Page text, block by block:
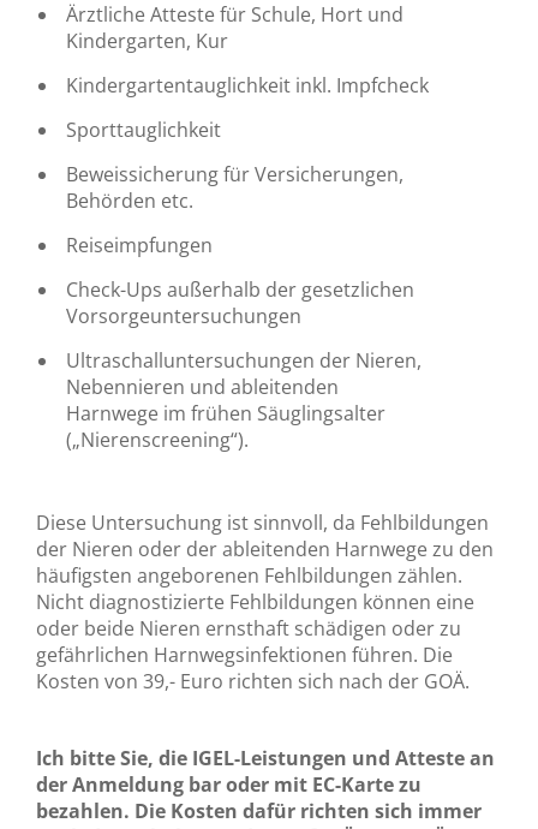
Ärztliche Atteste für Schule, Hort und
Kindergarten, Kur
Kindergartentauglichkeit inkl. Impfcheck
Sporttauglichkeit
Beweissicherung für Versicherungen,
Behörden etc.
Reiseimpfungen
Check-Ups außerhalb der gesetzlichen
Vorsorgeuntersuchungen
Ultraschalluntersuchungen der Nieren,
Nebennieren und ableitenden
Harnwege im frühen Säuglingsalter
(„Nierenscreening“).
Diese Untersuchung ist sinnvoll, da Fehlbildungen
der Nieren oder der ableitenden Harnwege zu den
häufigsten angeborenen Fehlbildungen zählen.
Nicht diagnostizierte Fehlbildungen können eine
oder beide Nieren ernsthaft schädigen oder zu
gefährlichen Harnwegsinfektionen führen. Die
Kosten von 39,- Euro richten sich nach der GOÄ.
Ich bitte Sie, die IGEL-Leistungen und Atteste an
der Anmeldung bar oder mit EC-Karte zu
bezahlen. Die Kosten dafür richten sich immer